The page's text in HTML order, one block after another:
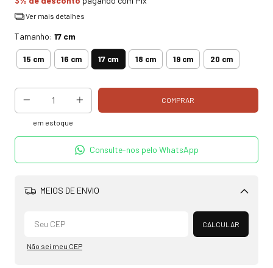
Ver mais detalhes
Tamanho: 17 cm
15 cm 16 cm 17 cm 18 cm 19 cm 20 cm
em estoque
Consulte-nos pelo WhatsApp
MEIOS DE ENVIO
Alterar CEP
CALCULAR
Não sei meu CEP